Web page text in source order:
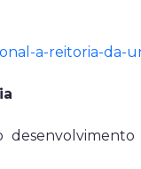
a-reitoria-da-